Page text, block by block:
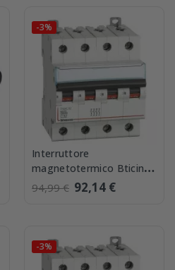
-3%
Interruttore
magnetotermico Bticino
4 Poli FN84C32 6kA 32A
94,99 € 92,14 €
-3%